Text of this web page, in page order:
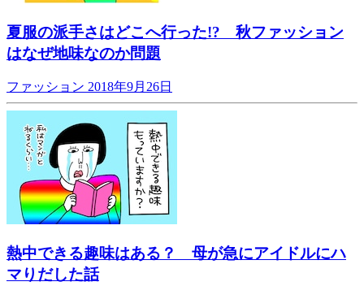
夏服の派手さはどこへ行った!? 秋ファッション
はなぜ地味なのか問題
ファッション 2018年9月26日
熱中できる趣味はある？ 母が急にアイドルにハ
マりだした話